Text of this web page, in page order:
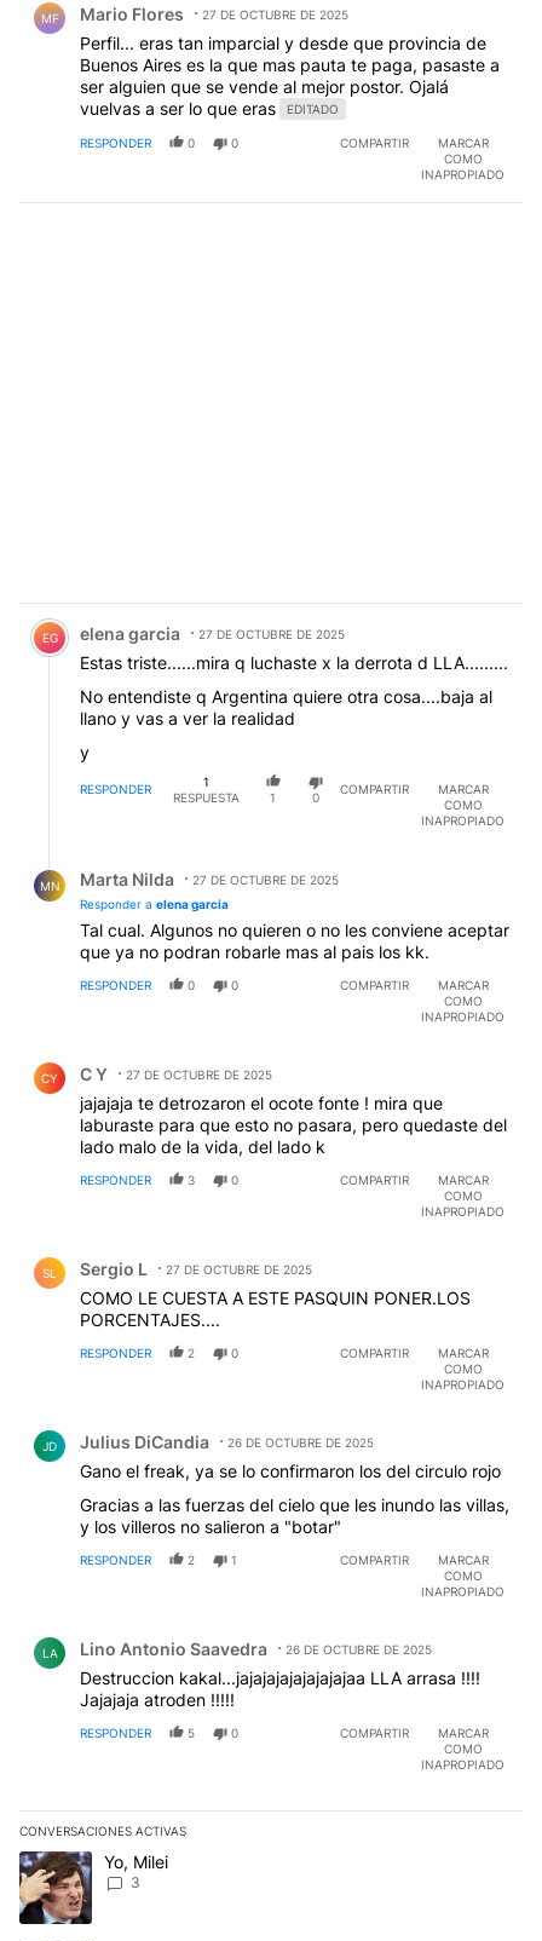
MF Mario Flores 27 DE OCTUBRE DE 2025
Perfil... eras tan imparcial y desde que provincia de
Buenos Aires es la que mas pauta te paga, pasaste a
ser alguien que se vende al mejor postor. Ojalá
vuelvas a ser lo que eras
EDITADO
RESPONDER 0 0 COMPARTIR
MARCAR
COMO
INAPROPIADO
Comentario de elena garcia.
EG elena garcia 27 DE OCTUBRE DE 2025
Estas triste......mira q luchaste x la derrota d LLA.........
No entendiste q Argentina quiere otra cosa....baja al
llano y vas a ver la realidad
y
RESPONDER
1
RESPUESTA
1 0
COMPARTIR
MARCAR
COMO
INAPROPIADO
MN Marta Nilda
27 DE OCTUBRE DE 2025
Responder a elena garcia
Tal cual. Algunos no quieren o no les conviene aceptar
que ya no podran robarle mas al pais los kk.
RESPONDER 0 0 COMPARTIR
MARCAR
COMO
INAPROPIADO
CY C Y 27 DE OCTUBRE DE 2025
jajajaja te detrozaron el ocote fonte ! mira que
laburaste para que esto no pasara, pero quedaste del
lado malo de la vida, del lado k
RESPONDER 3 0 COMPARTIR
MARCAR
COMO
INAPROPIADO
SL Sergio L 27 DE OCTUBRE DE 2025
COMO LE CUESTA A ESTE PASQUIN PONER.LOS
PORCENTAJES....
RESPONDER 2 0 COMPARTIR
MARCAR
COMO
INAPROPIADO
JD Julius DiCandia 26 DE OCTUBRE DE 2025
Gano el freak, ya se lo confirmaron los del circulo rojo
Gracias a las fuerzas del cielo que les inundo las villas,
y los villeros no salieron a "botar"
RESPONDER 2 1 COMPARTIR
MARCAR
COMO
INAPROPIADO
LA Lino Antonio Saavedra 26 DE OCTUBRE DE 2025
Destruccion kakal...jajajajajajajajajaa LLA arrasa !!!!
Jajajaja atroden !!!!!
RESPONDER 5 0 COMPARTIR
MARCAR
COMO
INAPROPIADO
CONVERSACIONES ACTIVAS
Este listado muestra los artículos con más comentarios en los
Un artículo de tendencia con el título "Yo, Milei" con 3
Yo, Milei
3